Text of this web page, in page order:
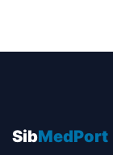
SibMedPort